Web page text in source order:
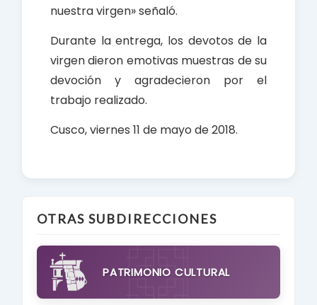
nuestra virgen» señaló.
Durante la entrega, los devotos de la
virgen dieron emotivas muestras de su
devoción y agradecieron por el
trabajo realizado.
Cusco, viernes 11 de mayo de 2018.
OTRAS SUBDIRECCIONES
PATRIMONIO CULTURAL